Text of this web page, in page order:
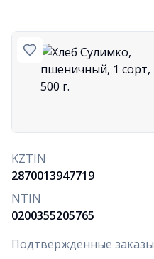
KZTIN
2870013947719
NTIN
0200355205765
Подтверждённые заказы